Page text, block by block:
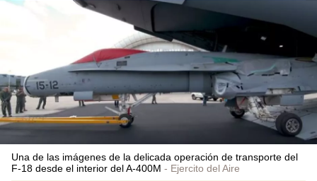
Una de las imágenes de la delicada operación de transporte del
F-18 desde el interior del A-400M
Ejercito del Aire